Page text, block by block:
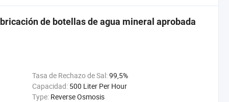
de botellas de agua mineral aprobada
Tasa de Rechazo de Sal:99,5%
Capacidad: 500 Liter Per Hour
Type: Reverse Osmosis